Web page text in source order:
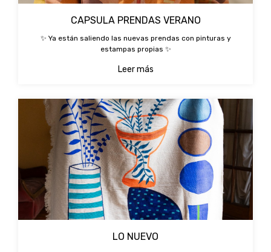
CAPSULA PRENDAS VERANO
✨ Ya están saliendo las nuevas prendas con pinturas y
estampas propias ✨
Leer más
LO NUEVO